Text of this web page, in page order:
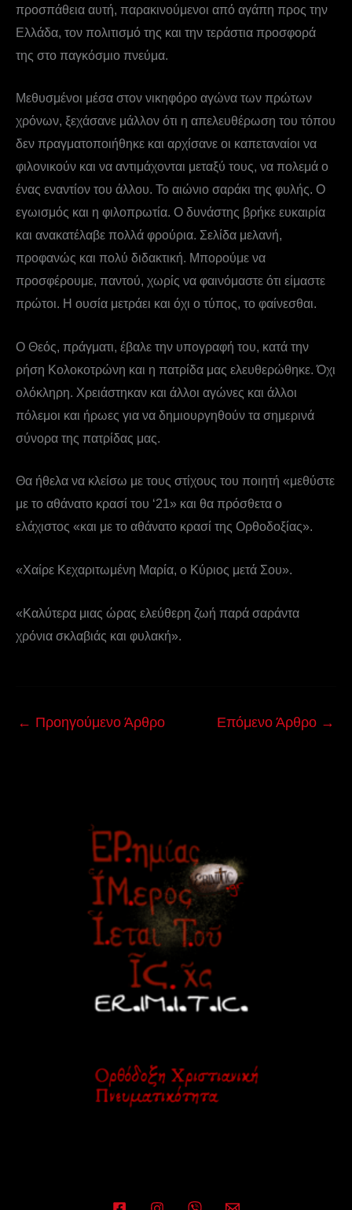
προσπάθεια αυτή, παρακινούμενοι από αγάπη προς την
Ελλάδα, τον πολιτισμό της και την τεράστια προσφορά
της στο παγκόσμιο πνεύμα.
Μεθυσμένοι μέσα στον νικηφόρο αγώνα των πρώτων
χρόνων, ξεχάσανε μάλλον ότι η απελευθέρωση του τόπου
δεν πραγματοποιήθηκε και αρχίσανε οι καπεταναίοι να
φιλονικούν και να αντιμάχονται μεταξύ τους, να πολεμά ο
ένας εναντίον του άλλου. Το αιώνιο σαράκι της φυλής. Ο
εγωισμός και η φιλοπρωτία. Ο δυνάστης βρήκε ευκαιρία
και ανακατέλαβε πολλά φρούρια. Σελίδα μελανή,
προφανώς και πολύ διδακτική. Μπορούμε να
προσφέρουμε, παντού, χωρίς να φαινόμαστε ότι είμαστε
πρώτοι. Η ουσία μετράει και όχι ο τύπος, το φαίνεσθαι.
Ο Θεός, πράγματι, έβαλε την υπογραφή του, κατά την
ρήση Κολοκοτρώνη και η πατρίδα μας ελευθερώθηκε. Όχι
ολόκληρη. Χρειάστηκαν και άλλοι αγώνες και άλλοι
πόλεμοι και ήρωες για να δημιουργηθούν τα σημερινά
σύνορα της πατρίδας μας.
Θα ήθελα να κλείσω με τους στίχους του ποιητή «μεθύστε
με το αθάνατο κρασί του ‘21» και θα πρόσθετα ο
ελάχιστος «και με το αθάνατο κρασί της Ορθοδοξίας».
«Χαίρε Κεχαριτωμένη Μαρία, ο Κύριος μετά Σου».
«Καλύτερα μιας ώρας ελεύθερη ζωή παρά σαράντα
χρόνια σκλαβιάς και φυλακή».
← Προηγούμενο Άρθρο Επόμενο Άρθρο →